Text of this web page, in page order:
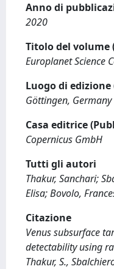
Anno di
2020
Titolo del volume
Europlanet Science
Luogo di
Göttingen, Germany
Casa editrice
Copernicus GmbH
Tutti gli autori
Thakur, Sanchari;
Elisa; Bovolo,
Citazione
Venus subsurface
detectability using
Thakur, S.,